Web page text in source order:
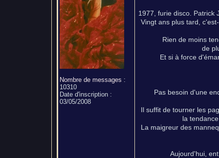
Nombre de messages :
10310
Date d'inscription :
03/05/2008
1977, furie disco. Patrick
Vingt ans plus tard,
Rien de moins
de
Et si à force
Pas besoin d'une
Il suffit de tourner les
la
La maigreur des
Aujourd'hui,